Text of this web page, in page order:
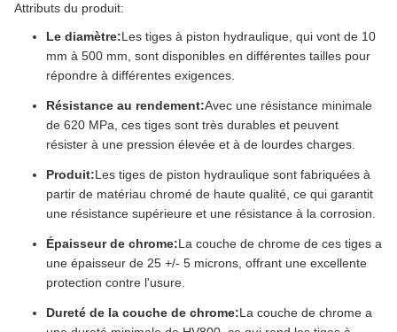
Attributs du produit:
Le diamètre:Les tiges à piston hydraulique, qui vont de 10
mm à 500 mm, sont disponibles en différentes tailles pour
répondre à différentes exigences.
Résistance au rendement:Avec une résistance minimale
de 620 MPa, ces tiges sont très durables et peuvent
résister à une pression élevée et à de lourdes charges.
Produit:Les tiges de piston hydraulique sont fabriquées à
partir de matériau chromé de haute qualité, ce qui garantit
une résistance supérieure et une résistance à la corrosion.
Épaisseur de chrome:La couche de chrome de ces tiges a
une épaisseur de 25 +/- 5 microns, offrant une excellente
protection contre l'usure.
Dureté de la couche de chrome:La couche de chrome a